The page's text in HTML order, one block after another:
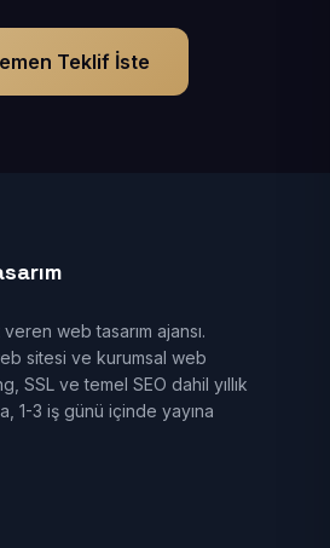
Teklif İste
web tasarım ajansı.
sitesi ve kurumsal web
SSL ve temel SEO dahil yıllık
1-3 iş günü içinde yayına